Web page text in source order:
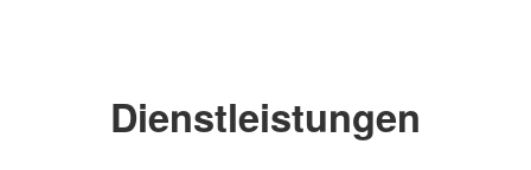
Dienstleistungen